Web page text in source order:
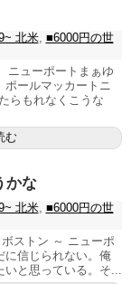
北米, ■6000円の世
ニューポートまぁゆ
ポールマッカートニ
らもれなくこうな
む
かな
北米, ■6000円の世
ストン ～ ニューポ
に信じられない。俺
いと思っている。そ...